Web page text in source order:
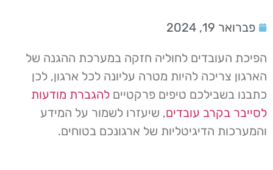
פברואר 19, 2024
הפיכת העובדים לחוליה חזקה במערכת ההגנה של
הארגון צריכה להיות מטרה עליונה לכל ארגון, לכן
כתבנו בשבילכם טיפים פרקטיים להגברת מודעות
לסייבר בקרב עובדים, שיעזרו לשמור על המידע
והמערכות הדיגיטליות של ארגונכם בטוחים.